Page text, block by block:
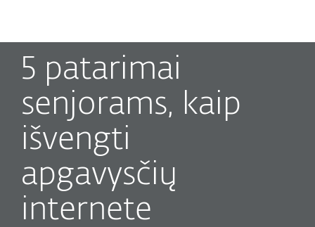
5 patarimai
senjorams, kaip
išvengti
apgavysčių
internete